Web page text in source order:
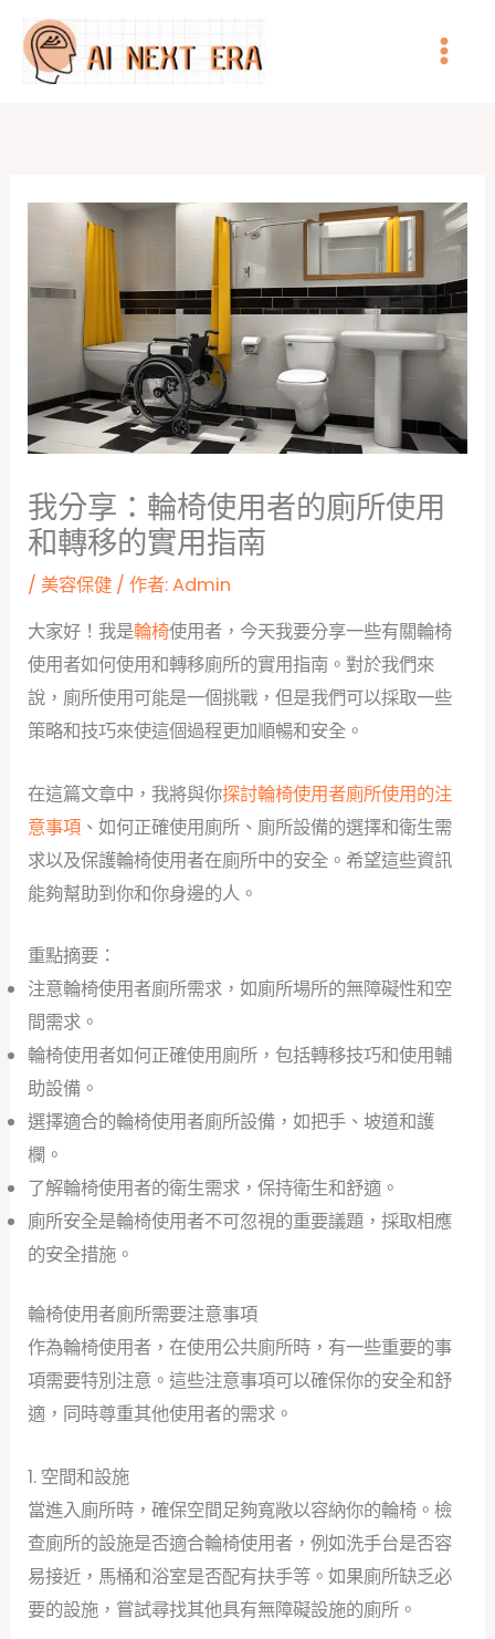
我分享：輪椅使用者的廁所使用
和轉移的實用指南
/ 美容保健 / 作者:Admin
大家好！我是輪椅使用者，今天我要分享一些有關輪椅
使用者如何使用和轉移廁所的實用指南。對於我們來
說，廁所使用可能是一個挑戰，但是我們可以採取一些
策略和技巧來使這個過程更加順暢和安全。
在這篇文章中，我將與你探討輪椅使用者廁所使用的注
意事項 、如何正確使用廁所、廁所設備的選擇和衛生需
求以及保護輪椅使用者在廁所中的安全。希望這些資訊
能夠幫助到你和你身邊的人。
重點摘要：
注意輪椅使用者廁所需求，如廁所場所的無障礙性和空
間需求。
輪椅使用者如何正確使用廁所，包括轉移技巧和使用輔
助設備。
選擇適合的輪椅使用者廁所設備，如把手、坡道和護
欄。
了解輪椅使用者的衛生需求，保持衛生和舒適。
廁所安全是輪椅使用者不可忽視的重要議題，採取相應
的安全措施。
輪椅使用者廁所需要注意事項
作為輪椅使用者，在使用公共廁所時，有一些重要的事
項需要特別注意。這些注意事項可以確保你的安全和舒
適，同時尊重其他使用者的需求。
1. 空間和設施
當進入廁所時，確保空間足夠寬敞以容納你的輪椅。檢
查廁所的設施是否適合輪椅使用者，例如洗手台是否容
易接近，馬桶和浴室是否配有扶手等。如果廁所缺乏必
要的設施，嘗試尋找其他具有無障礙設施的廁所。